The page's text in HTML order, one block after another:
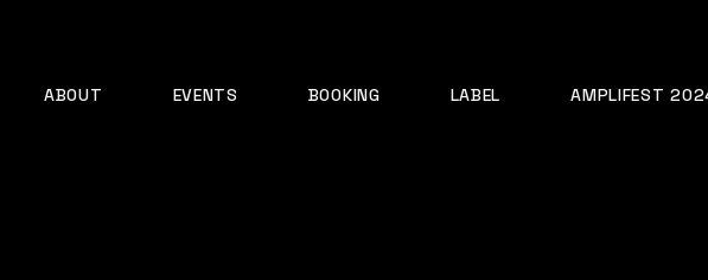
ABOUT EVENTS BOOKING LABEL AMPLIFEST